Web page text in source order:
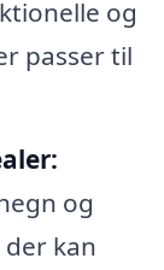
og
passer til
og
kan